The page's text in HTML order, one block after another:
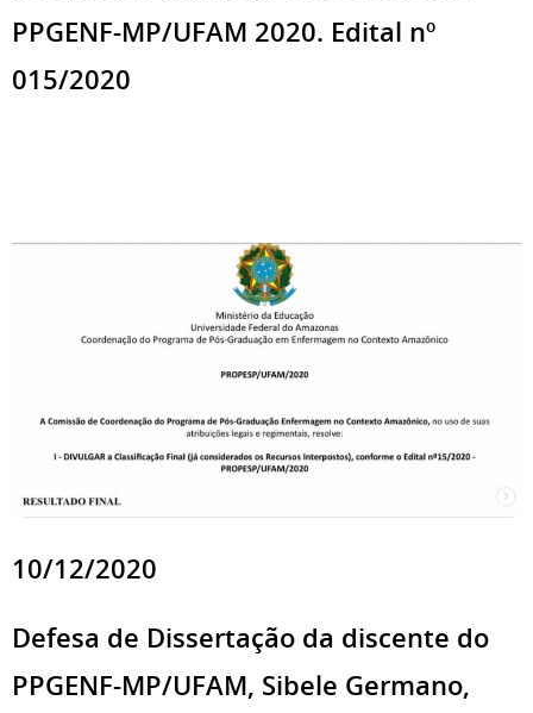
PPGENF-MP/UFAM 2020. Edital nº
015/2020
10/12/2020
Defesa de Dissertação da discente do
PPGENF-MP/UFAM, Sibele Germano,